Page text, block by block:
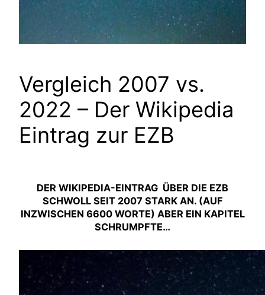
Vergleich 2007 vs.
2022 – Der Wikipedia
Eintrag zur EZB
DER WIKIPEDIA-EINTRAG ÜBER DIE EZB
SCHWOLL SEIT 2007 STARK AN. (AUF
INZWISCHEN 6600 WORTE) ABER EIN KAPITEL
SCHRUMPFTE…